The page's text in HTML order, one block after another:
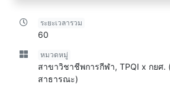
ระยะเวลารวม
60
หมวดหมู่
สาขาวิชาชีพการกีฬา, TPQI x กยศ.
สาธารณะ)